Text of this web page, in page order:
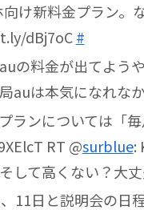
け新料金プラン。
dBj7oC#
の料金が出てよう
auは本気になれ
ランについては「
RT @surblue:
して高くない？
11日と説明会の日